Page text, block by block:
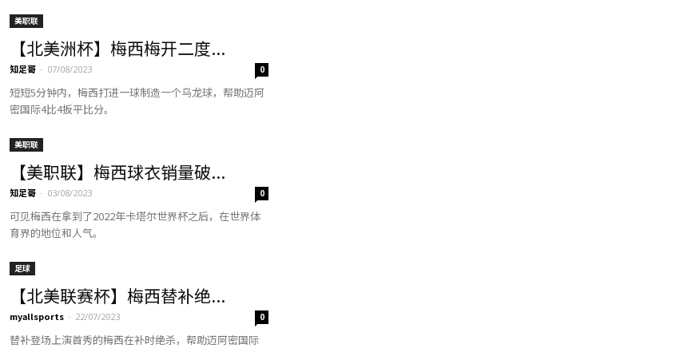
美职联
【北美洲杯】梅西梅开二度...
知足哥 - 07/08/2023 0
短短5分钟内，梅西打进一球制造一个乌龙球，帮助迈阿
密国际4比4扳平比分。
美职联
【美职联】梅西球衣销量破...
知足哥 - 03/08/2023 0
可见梅西在拿到了2022年卡塔尔世界杯之后，在世界体
育界的地位和人气。
足球
【北美联赛杯】梅西替补绝...
myallsports - 22/07/2023 0
替补登场上演首秀的梅西在补时绝杀，帮助迈阿密国际